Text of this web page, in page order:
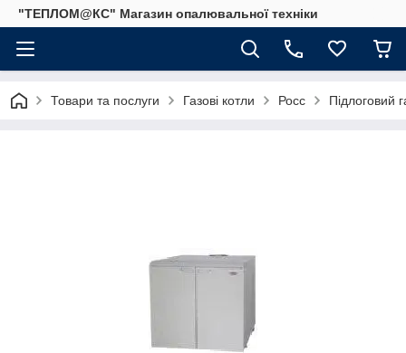
"ТЕПЛОМ@КС" Магазин опалювальної техніки
Товари та послуги Газові котли Росс Підлоговий